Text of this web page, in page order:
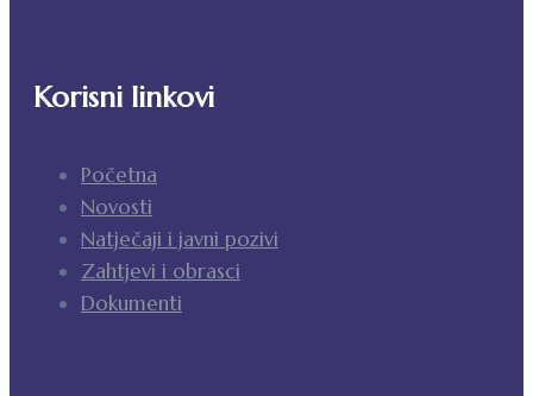
Korisni linkovi
Početna
Novosti
Natječaji i javni pozivi
Zahtjevi i obrasci
Dokumenti